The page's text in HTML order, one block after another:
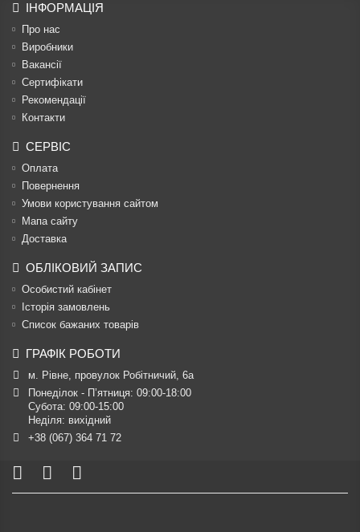
ІНФОРМАЦІЯ
Про нас
Виробники
Вакансії
Сертифікати
Рекомендації
Контакти
СЕРВІС
Оплата
Повернення
Умови користування сайтом
Мапа сайту
Доставка
ОБЛІКОВИЙ ЗАПИС
Особистий кабінет
Історія замовлень
Список бажаних товарів
ГРАФІК РОБОТИ
м. Рівне, провулок Робітничий, 6а
Понеділок - П’ятниця: 09:00-18:00
Субота: 09:00-15:00
Неділя: вихідний
+38 (067) 364 71 72